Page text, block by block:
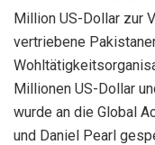
Million US-Dollar zur
vertriebene
Millionen US-Dollar
wurde an die Global
und Daniel Pearl